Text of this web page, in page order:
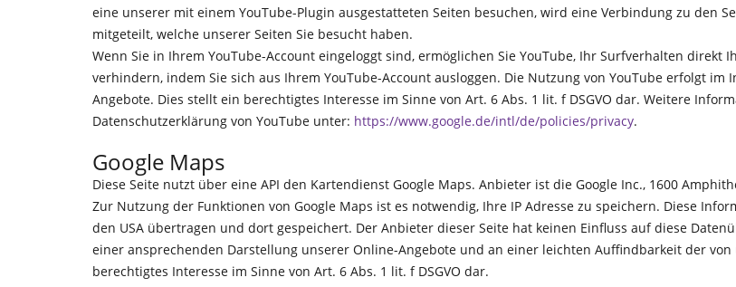
eine unserer mit einem YouTube-Plugin ausgestatteten Seiten besuchen, wird eine Verbindung zu den
mitgeteilt, welche unserer Seiten Sie besucht haben.
Wenn Sie in Ihrem YouTube-Account eingeloggt sind, ermöglichen Sie YouTube, Ihr Surfverhalten direkt
verhindern, indem Sie sich aus Ihrem YouTube-Account ausloggen. Die Nutzung von YouTube erfolgt
Angebote. Dies stellt ein berechtigtes Interesse im Sinne von Art. 6 Abs. 1 lit. f DSGVO dar. Weitere
Datenschutzerklärung von YouTube unter: https://www.google.de/intl/de/policies/privacy.
Google Maps
Diese Seite nutzt über eine API den Kartendienst Google Maps. Anbieter ist die Google Inc., 1600
Zur Nutzung der Funktionen von Google Maps ist es notwendig, Ihre IP Adresse zu speichern. Diese
den USA übertragen und dort gespeichert. Der Anbieter dieser Seite hat keinen Einfluss auf diese
einer ansprechenden Darstellung unserer Online-Angebote und an einer leichten Auffindbarkeit der
berechtigtes Interesse im Sinne von Art. 6 Abs. 1 lit. f DSGVO dar.